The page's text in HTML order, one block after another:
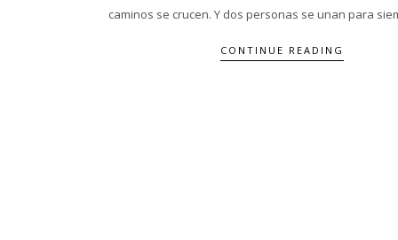
caminos se crucen. Y dos personas se unan para
CONTINUE READING